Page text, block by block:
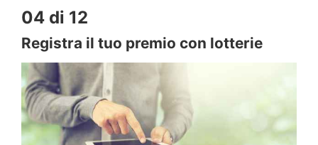
04 di 12
Registra il tuo premio con lotterie